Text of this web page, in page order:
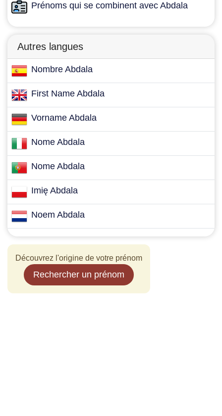
Prénoms qui se combinent avec Abdala
Autres langues
Nombre Abdala
First Name Abdala
Vorname Abdala
Nome Abdala
Nome Abdala
Imię Abdala
Noem Abdala
Découvrez l'origine de votre prénom
Rechercher un prénom